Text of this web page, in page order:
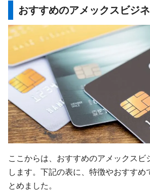
おすすめのアメックスビジ
ここからは、おすすめのアメックスビ
します。下記の表に、特徴やおすすめ
とめました。